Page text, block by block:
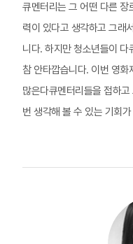
큐멘터리는 그 어떤 다른 장
력이 있다고 생각하고 그래
니다. 하지만 청소년들이 다
참 안타깝습니다. 이번 영화
많은다큐멘터리들을 접하
번 생각해 볼 수 있는 기회